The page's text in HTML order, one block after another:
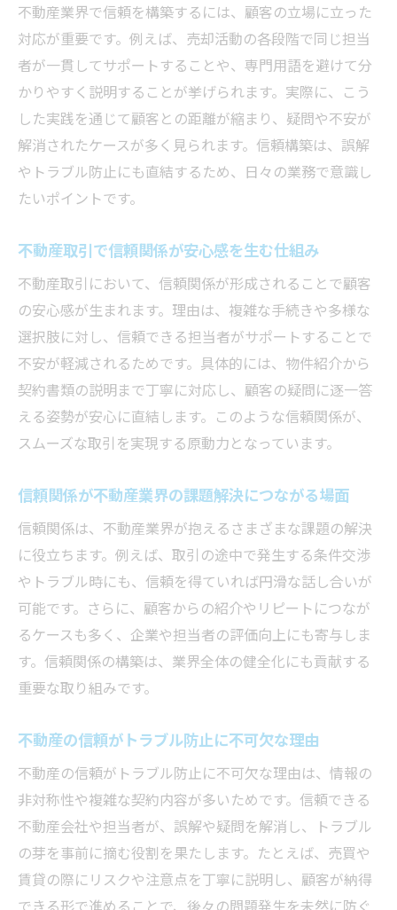
は
安心できる不動産選びに関係性が重要な理由
不動産選びで信頼できる関係性が持つ意義
関係性が安心感を生む不動産の選び方とは
不動産会社と良好な関係を築くコツを解説
失敗しない不動産選びに必要な関係性の力
不動産業界で信頼される話し方と対応の秘
訣
不動産の仕事で役立つ聞き上手な姿勢の大
切さ
信頼獲得に不可欠な不動産業界のマナーと
は
不動産で円滑な関係を築くコミュニケーシ
ョン例
不動産の仕事に必要な信頼構築スキルを解説
不動産業界で求められる信頼構築スキルと
は
関係性を深める不動産営業のスキルアップ
法
不動産業界の仕事内容を支える信頼形成力
説
人脈が広がる不動産キャリアの始め方
不動産で人脈を広げるキャリア初期の行動
不動産業界の仕事内容を知る人脈活用法と
は
不動産キャリアで信頼される自己アピール
不動産業界で信頼を構築するには、顧客の立場に立った
対応が重要です。例えば、売却活動の各段階で同じ担当
者が一貫してサポートすることや、専門用語を避けて分
かりやすく説明することが挙げられます。実際に、こう
した実践を通じて顧客との距離が縮まり、疑問や不安が
解消されたケースが多く見られます。信頼構築は、誤解
やトラブル防止にも直結するため、日々の業務で意識し
たいポイントです。
不動産取引で信頼関係が安心感を生む仕組み
不動産取引において、信頼関係が形成されることで顧客
の安心感が生まれます。理由は、複雑な手続きや多様な
選択肢に対し、信頼できる担当者がサポートすることで
不安が軽減されるためです。具体的には、物件紹介から
契約書類の説明まで丁寧に対応し、顧客の疑問に逐一答
える姿勢が安心に直結します。このような信頼関係が、
スムーズな取引を実現する原動力となっています。
信頼関係が不動産業界の課題解決につながる場面
信頼関係は、不動産業界が抱えるさまざまな課題の解決
に役立ちます。例えば、取引の途中で発生する条件交渉
やトラブル時にも、信頼を得ていれば円滑な話し合いが
可能です。さらに、顧客からの紹介やリピートにつなが
るケースも多く、企業や担当者の評価向上にも寄与しま
す。信頼関係の構築は、業界全体の健全化にも貢献する
重要な取り組みです。
不動産の信頼がトラブル防止に不可欠な理由
不動産の信頼がトラブル防止に不可欠な理由は、情報の
非対称性や複雑な契約内容が多いためです。信頼できる
不動産会社や担当者が、誤解や疑問を解消し、トラブル
の芽を事前に摘む役割を果たします。たとえば、売買や
賃貸の際にリスクや注意点を丁寧に説明し、顧客が納得